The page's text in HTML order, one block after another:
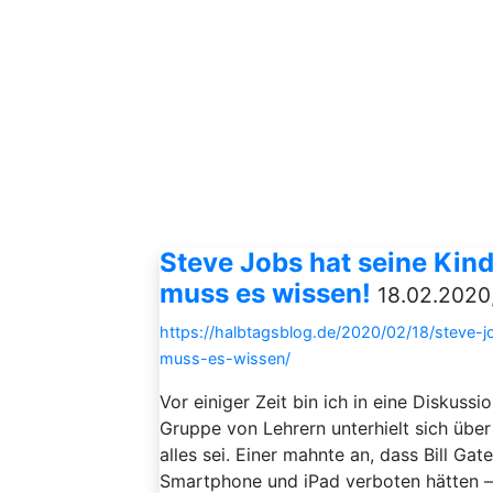
Steve Jobs hat seine
muss es wissen!
https://halbtagsblog.de/2020/02/18/steve-
muss-es-wissen/
Vor einiger Zeit bin ich in eine
Gruppe von Lehrern unterhielt sich
alles sei. Einer mahnte an, dass Bill
Smartphone und iPad verboten hätten